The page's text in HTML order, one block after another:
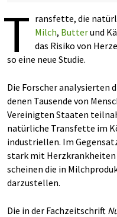
T ransfette, die
Milch, Butterund
das Risiko von
so eine neue Studie.
Die Forscher analysierten
denen Tausende von
Vereinigten Staaten
natürliche Transfette im
industriellen. Im
stark mit Herzkrankheiten
scheinen die in
darzustellen.
Die in der Fachzeitschrift